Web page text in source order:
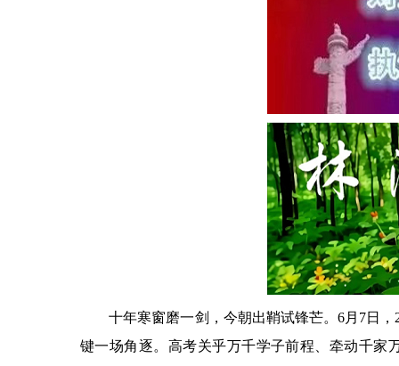
十年寒窗磨一剑，今朝出鞘试锋芒。6月7日，
键一场角逐。高考关乎万千学子前程、牵动千家